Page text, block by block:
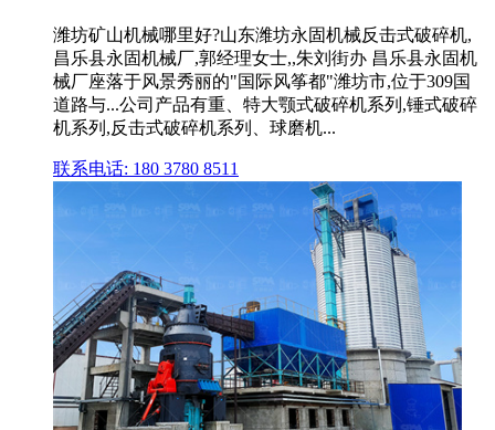
潍坊矿山机械哪里好?山东潍坊永固机械反击式破碎机,
昌乐县永固机械厂,郭经理女士,,朱刘街办 昌乐县永固机
械厂座落于风景秀丽的"国际风筝都"潍坊市,位于309国
道路与...公司产品有重、特大颚式破碎机系列,锤式破碎
机系列,反击式破碎机系列、球磨机...
联系电话: 180 3780 8511